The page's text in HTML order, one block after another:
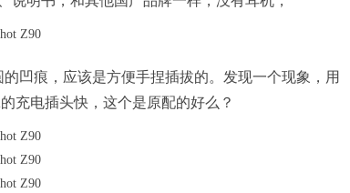
凹痕，应该是方便手捏插拔的。发现一个现象，用
充电插头快，这个是原配的好么？